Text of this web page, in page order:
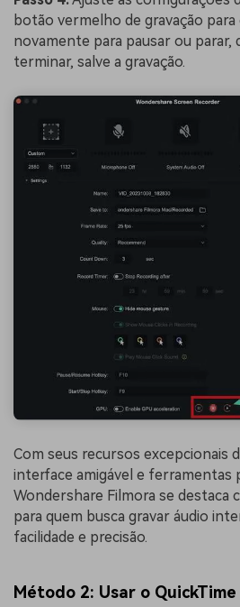
botão vermelho de gravação para
novamente para pausar ou parar,
terminar, salve a gravação.
Com seus recursos excepcionais
interface amigável e ferramentas
Wondershare Filmora se destaca
para quem busca gravar áudio
facilidade e precisão.
Método 2: Usar o